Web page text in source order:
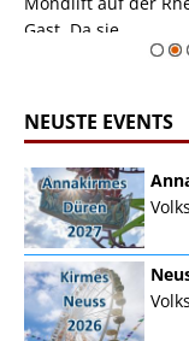
Gast. Da sie ...
NEUSTE EVENTS